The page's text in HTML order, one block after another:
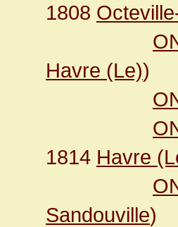
1808
Havre (Le))
1814 Havre
Sandouville)